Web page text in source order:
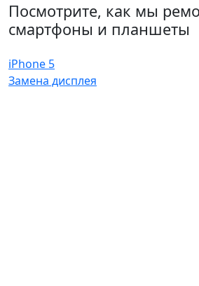
Посмотрите, как мы
смартфоны и планшеты
iPhone 5
Замена дисплея